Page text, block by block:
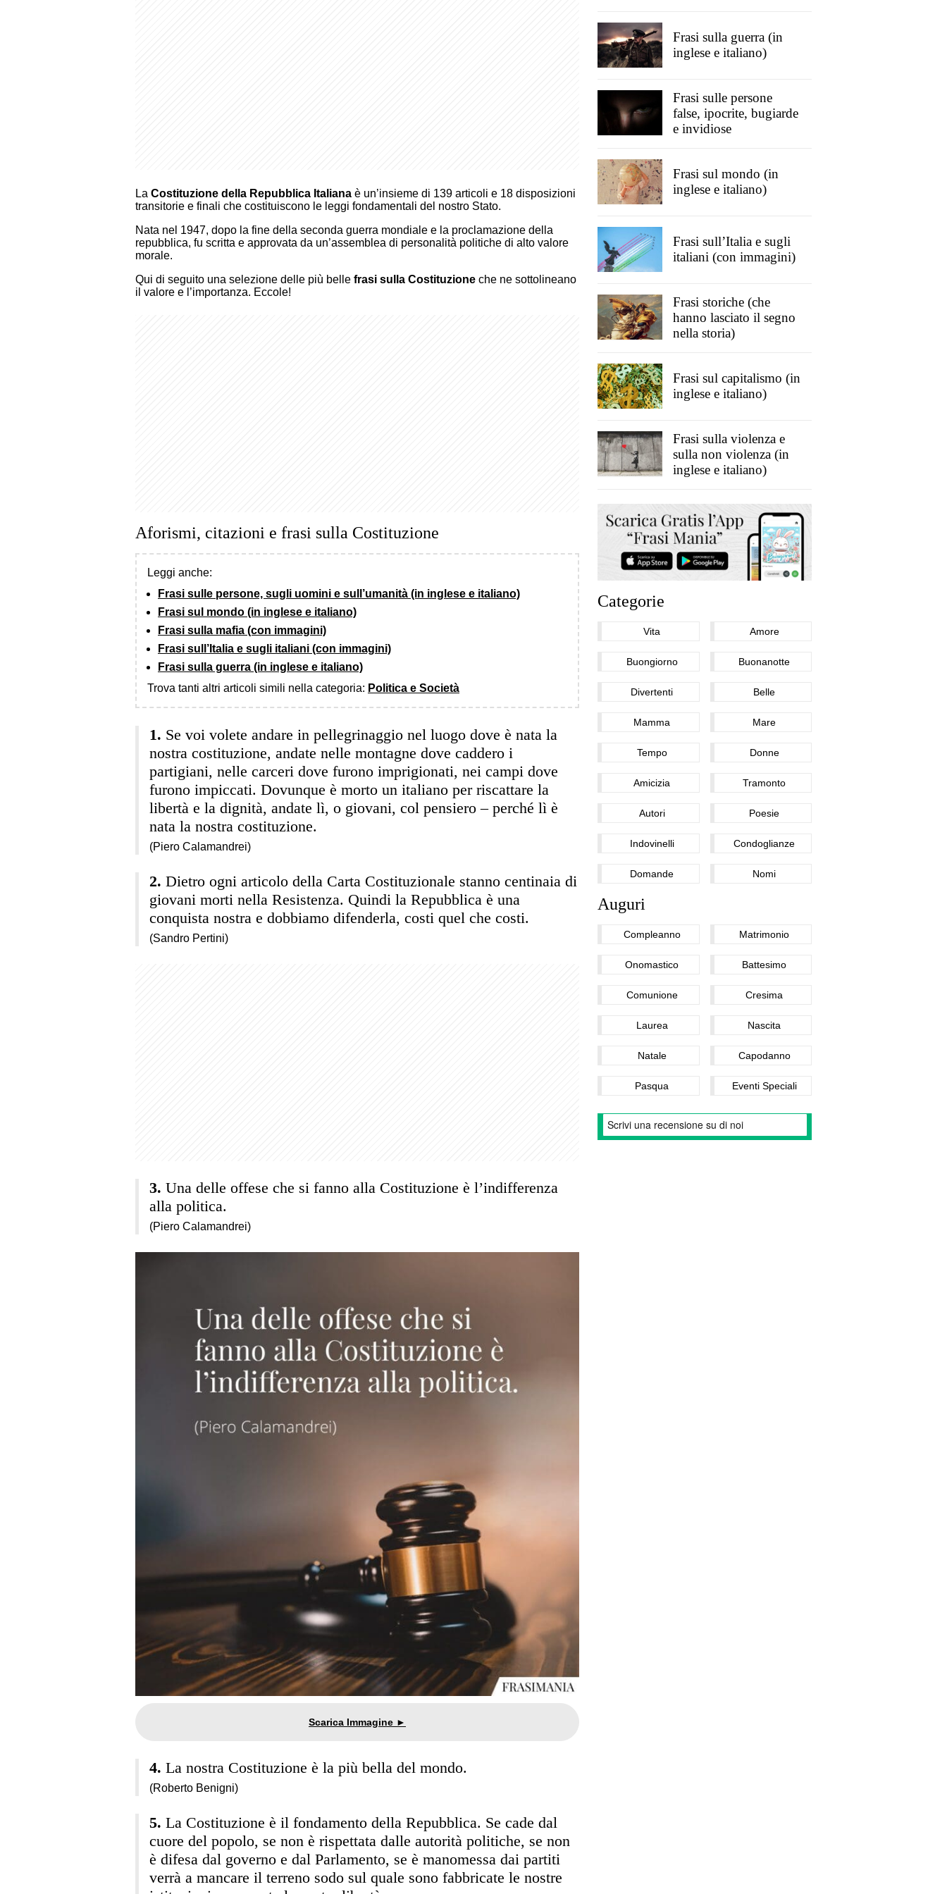
La Costituzione della Repubblica Italiana è un’insieme di 139 articoli e 18 disposizioni
transitorie e finali che costituiscono le leggi fondamentali del nostro Stato.
Nata nel 1947, dopo la fine della seconda guerra mondiale e la proclamazione della
repubblica, fu scritta e approvata da un’assemblea di personalità politiche di alto valore
morale.
Qui di seguito una selezione delle più belle frasi sulla Costituzione che ne sottolineano
il valore e l’importanza. Eccole!
Aforismi, citazioni e frasi sulla Costituzione
Leggi anche:
Frasi sulle persone, sugli uomini e sull’umanità (in inglese e italiano)
Frasi sul mondo (in inglese e italiano)
Frasi sulla mafia (con immagini)
Frasi sull’Italia e sugli italiani (con immagini)
Frasi sulla guerra (in inglese e italiano)
Trova tanti altri articoli simili nella categoria: Politica e Società
Se voi volete andare in pellegrinaggio nel luogo dove è nata la
nostra costituzione, andate nelle montagne dove caddero i
partigiani, nelle carceri dove furono imprigionati, nei campi dove
furono impiccati. Dovunque è morto un italiano per riscattare la
libertà e la dignità, andate lì, o giovani, col pensiero – perché lì è
nata la nostra costituzione.
(Piero Calamandrei)
Dietro ogni articolo della Carta Costituzionale stanno centinaia di
giovani morti nella Resistenza. Quindi la Repubblica è una
conquista nostra e dobbiamo difenderla, costi quel che costi.
(Sandro Pertini)
Una delle offese che si fanno alla Costituzione è l’indifferenza
alla politica.
(Piero Calamandrei)
La nostra Costituzione è la più bella del mondo.
(Roberto Benigni)
La Costituzione è il fondamento della Repubblica. Se cade dal
cuore del popolo, se non è rispettata dalle autorità politiche, se non
è difesa dal governo e dal Parlamento, se è manomessa dai partiti
verrà a mancare il terreno sodo sul quale sono fabbricate le nostre
Frasi sulla guerra (in
inglese e italiano)
Frasi sulle persone
false, ipocrite, bugiarde
e invidiose
Frasi sul mondo (in
inglese e italiano)
Frasi sull’Italia e sugli
italiani (con immagini)
Frasi storiche (che
hanno lasciato il segno
nella storia)
Frasi sul capitalismo (in
inglese e italiano)
Frasi sulla violenza e
sulla non violenza (in
inglese e italiano)
Categorie
Vita Amore
Buongiorno Buonanotte
Divertenti Belle
Mamma Mare
Tempo Donne
Amicizia Tramonto
Autori Poesie
Indovinelli Condoglianze
Domande Nomi
Auguri
Compleanno Matrimonio
Onomastico Battesimo
Comunione Cresima
Laurea Nascita
Natale Capodanno
Pasqua Eventi Speciali